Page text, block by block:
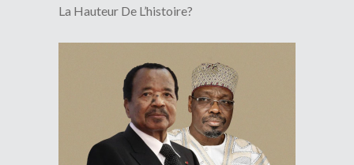
La Hauteur De L’histoire?